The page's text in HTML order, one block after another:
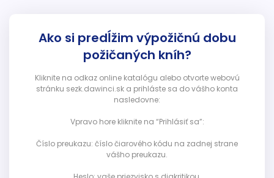
Ako si predĺžim výpožičnú dobu
požičaných kníh?
Kliknite na odkaz online katalógu alebo otvorte webovú
stránku sezk.dawinci.sk a prihláste sa do vášho konta
nasledovne:
Vpravo hore kliknite na “Prihlásiť sa”:
Číslo preukazu: číslo čiarového kódu na zadnej strane
vášho preukazu.